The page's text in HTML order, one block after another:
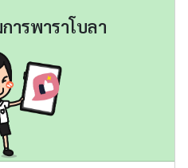
ารพาราโบลา